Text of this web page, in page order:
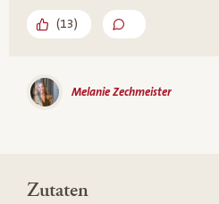
(13)
Melanie Zechmeister
Zutaten